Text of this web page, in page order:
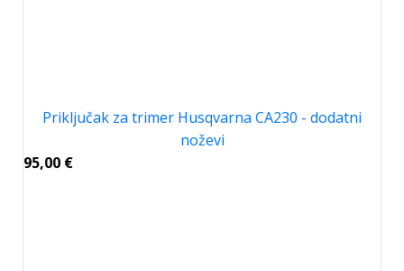
Priključak za trimer Husqvarna CA230 - dodatni
noževi
95,00 €